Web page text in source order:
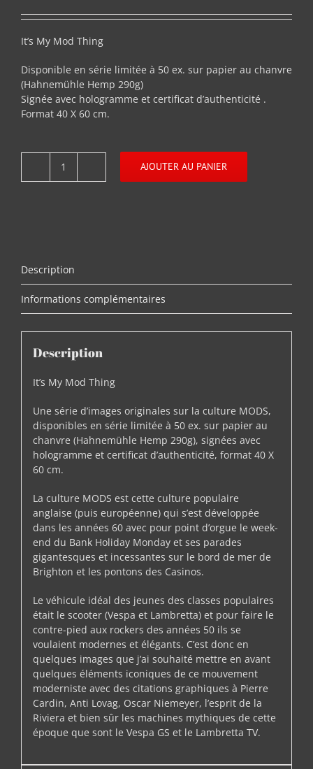
It’s My Mod Thing
Disponible en série limitée à 50 ex. sur papier au chanvre
(Hahnemühle Hemp 290g)
Signée avec hologramme et certificat d’authenticité .
Format 40 X 60 cm.
quantité
AJOUTER AU PANIER
Description
Informations complémentaires
Description
It’s My Mod Thing
Une série d’images originales sur la culture MODS,
disponibles en série limitée à 50 ex. sur papier au
chanvre (Hahnemühle Hemp 290g), signées avec
hologramme et certificat d’authenticité, format 40 X
60 cm.
La culture MODS est cette culture populaire
anglaise (puis européenne) qui s’est développée
dans les années 60 avec pour point d’orgue le week-
end du Bank Holiday Monday et ses parades
gigantesques et incessantes sur le bord de mer de
Brighton et les pontons des Casinos.
Le véhicule idéal des jeunes des classes populaires
était le scooter (Vespa et Lambretta) et pour faire le
contre-pied aux rockers des années 50 ils se
voulaient modernes et élégants. C’est donc en
quelques images que j’ai souhaité mettre en avant
quelques éléments iconiques de ce mouvement
moderniste avec des citations graphiques à Pierre
Cardin, Anti Lovag, Oscar Niemeyer, l’esprit de la
Riviera et bien sûr les machines mythiques de cette
époque que sont le Vespa GS et le Lambretta TV.